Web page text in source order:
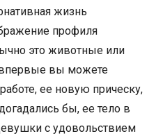
жизнь
профиля
это животные или
впервые вы можете
ее новую прическу,
бы, ее тело в
с удовольствием